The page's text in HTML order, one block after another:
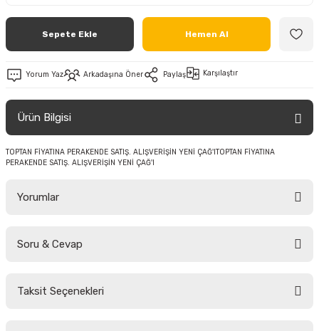
Sepete Ekle Hemen Al
Yorum Yaz Arkadaşına Öner Paylaş Karşılaştır
Ürün Bilgisi
TOPTAN FİYATINA PERAKENDE SATIŞ. ALIŞVERİŞİN YENİ ÇAĞ'ITOPTAN FİYATINA
PERAKENDE SATIŞ. ALIŞVERİŞİN YENİ ÇAĞ'I
Yorumlar
Soru & Cevap
Taksit Seçenekleri